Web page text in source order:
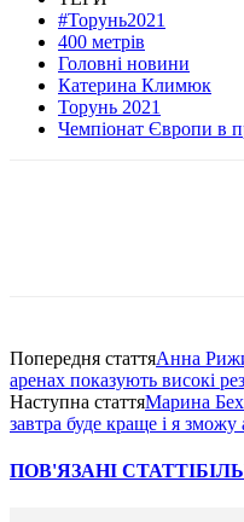
#Торунь2021
400 метрів
Головні новини
Катерина Климюк
Торунь 2021
Чемпіонат Європи в
Попередня статтяАнна
аренах показують високі
Наступна статтяМарина
завтра буде краще і я
ПОВ'ЯЗАНІ СТАТТІ